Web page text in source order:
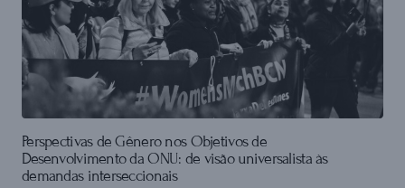
Perspectivas de Gênero nos Objetivos de
Desenvolvimento da ONU: de visão universalista às
demandas interseccionais